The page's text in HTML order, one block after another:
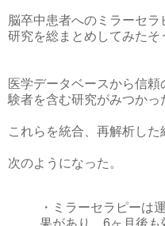
脳卒中患者へのミラーセ
研究を総まとめしてみたそ
医学データベースから信
験者を含む研究がみつかっ
これらを統合、再解析した
次のようになった。
・ミラーセラピーは
果があり、6ヶ月後も